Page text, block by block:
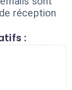
réception
: